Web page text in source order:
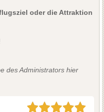
oder die Attraktion
des Administrators hier